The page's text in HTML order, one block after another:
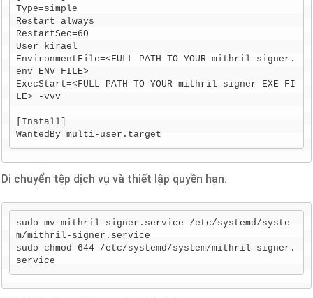
Type=simple
Restart=always
RestartSec=60
User=kirael
EnvironmentFile=<FULL PATH TO YOUR mithril-signer.
env ENV FILE>
ExecStart=<FULL PATH TO YOUR mithril-signer EXE FI
LE> -vvv
[Install]
WantedBy=multi-user.target
Di chuyển tệp dịch vụ và thiết lập quyền hạn.
sudo mv mithril-signer.service /etc/systemd/syste
m/mithril-signer.service
sudo chmod 644 /etc/systemd/system/mithril-signer.
service